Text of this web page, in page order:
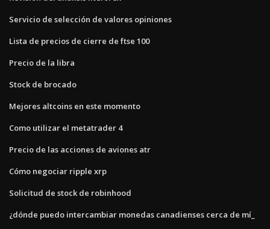
Servicio de selección de valores opiniones
Lista de precios de cierre de ftse 100
Precio de la libra
Stock de brocado
Mejores altcoins en este momento
Como utilizar el metatrader 4
Precio de las acciones de aviones atr
Cómo negociar ripple xrp
Solicitud de stock de robinhood
¿dónde puedo intercambiar monedas canadienses cerca de mí_